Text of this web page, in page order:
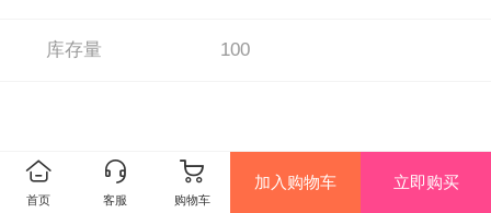
库存量 100
首页 客服 购物车
加入购物车 立即购买